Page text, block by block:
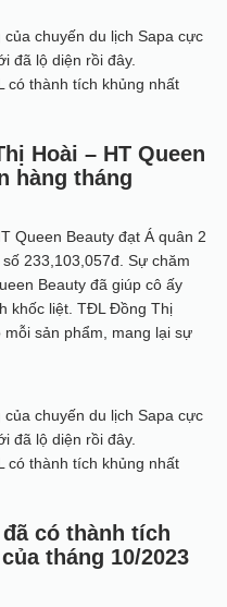
chuyến du lịch Sapa cực
đã lộ diện rồi đây.
có thành tích khủng nhất
Hoài – HT Queen
hàng tháng
Queen Beauty đạt Á quân 2
233,103,057đ. Sự chăm
Beauty đã giúp cô ấy
khốc liệt. TĐL Đồng Thị
sản phẩm, mang lại sự
chuyến du lịch Sapa cực
đã lộ diện rồi đây.
có thành tích khủng nhất
có thành tích
tháng 10/2023